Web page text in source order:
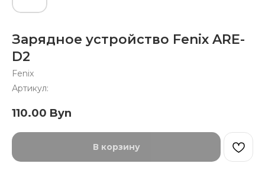
Зарядное устройство Fenix ARE-
D2
Fenix
Артикул:
110.00 Byn
В корзину